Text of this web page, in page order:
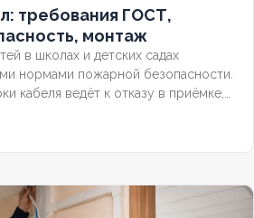
5
требования ГОСТ,
монтаж
в школах и детских садах
нормами пожарной безопасности.
кабеля ведёт к отказу в приёмке,
прокладывают в школах по ГОСТ,